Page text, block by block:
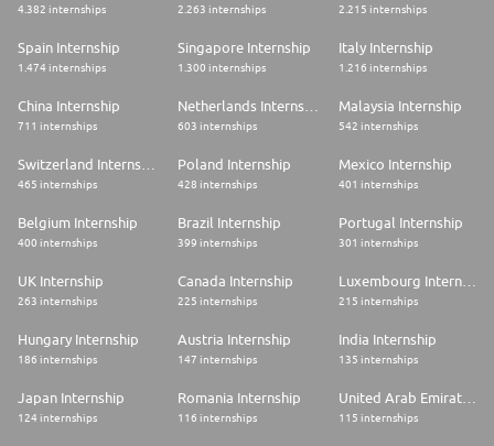
* Participación en iniciativas de sostenibilidad, voluntariado y cultura
* Entorno inclusivo, diverso y comprometido con el bienestar de las
* Acompañamiento cercano, aprendizaje continuo y acceso a recursos
formativos.
Sobre nosotros
Group. Somos más de 350 profesionales en España con un propósito
común: estar para cuidar.
Promovemos un entorno inclusivo basado en la igualdad de
oportunidades, sin discriminación por género, edad, origen,
discapacidad, orientación sexual u otras circunstancias personales.
Si buscas un entorno exigente, colaborativo y con impacto real en
negocio, queremos conocerte.
En Sabadell Zurich, el talento se convierte en valor
4.382 internships 2.263 internships 2.215 internships
Spain Internship
1.474 internships
Singapore Internship
1.300 internships
Italy Internship
1.216 internships
China Internship
711 internships 603 internships
Malaysia Internship
542 internships
465 internships
Poland Internship
428 internships
Mexico Internship
401 internships
Belgium Internship
400 internships
Brazil Internship
399 internships
Portugal Internship
301 internships
UK Internship
263 internships
Canada Internship
225 internships
Luxembourg Internship
215 internships
Hungary Internship
186 internships
Austria Internship
147 internships
India Internship
135 internships
Japan Internship
124 internships
Romania Internship
116 internships
United Arab Emirates Internship
115 internships